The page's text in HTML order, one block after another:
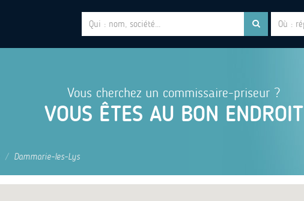
Vous cherchez un commissaire-priseur ?
VOUS ÊTES AU BON ENDROIT
Dammarie-les-Lys